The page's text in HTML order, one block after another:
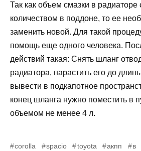
Так как объем смазки в радиаторе
количеством в поддоне, то ее
заменить новой. Для такой
помощь еще одного человека.
действий такая: Снять шланг
радиатора, нарастить его до
вывести в подкапотное
конец шланга нужно поместить в
объемом не менее 4 л.
corolla spacio toyota акпп в